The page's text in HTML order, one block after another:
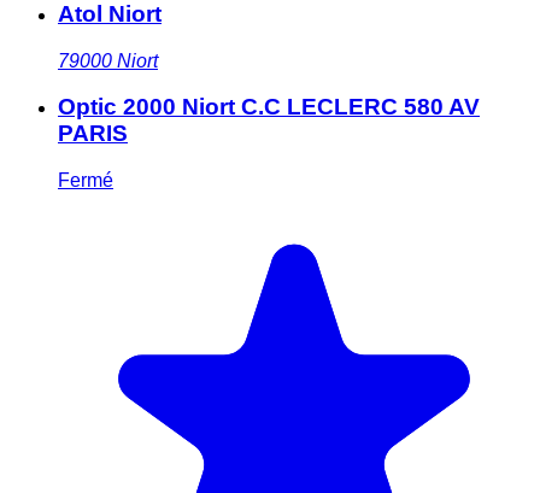
Atol Niort
79000 Niort
Optic 2000 Niort C.C LECLERC 580 AV
PARIS
Fermé